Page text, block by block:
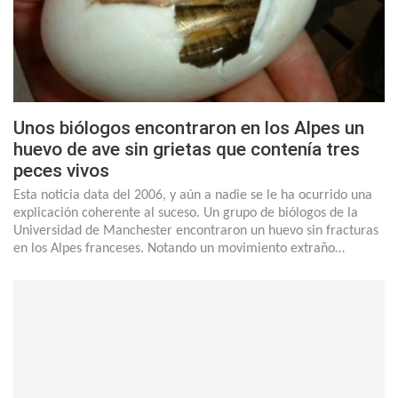
Unos biólogos encontraron en los Alpes un
huevo de ave sin grietas que contenía tres
peces vivos
Esta noticia data del 2006, y aún a nadie se le ha ocurrido una
explicación coherente al suceso. Un grupo de biólogos de la
Universidad de Manchester encontraron un huevo sin fracturas
en los Alpes franceses. Notando un movimiento extraño…